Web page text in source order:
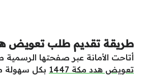
طريقة تقديم طلب تعويض هدد
أتاحت الأمانة عبر صفحتها
تعويض هدد مكة 1447
بكل سهولة